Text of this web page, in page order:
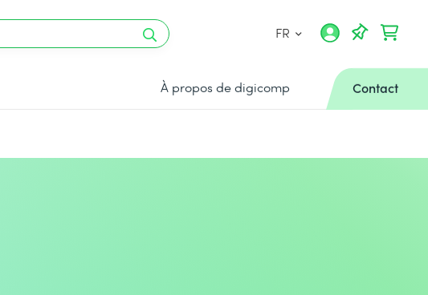
FR
À propos de digicomp Contact